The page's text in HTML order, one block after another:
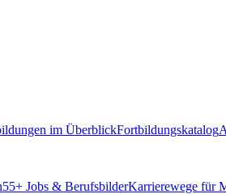
im ÜberblickFortbildungskatalog
55+ Jobs & BerufsbilderKarrierewege für